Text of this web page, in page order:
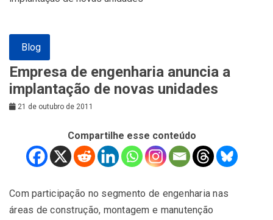
Blog
Empresa de engenharia anuncia a
implantação de novas unidades
21 de outubro de 2011
Compartilhe esse conteúdo
Com participação no segmento de engenharia nas
áreas de construção, montagem e manutenção